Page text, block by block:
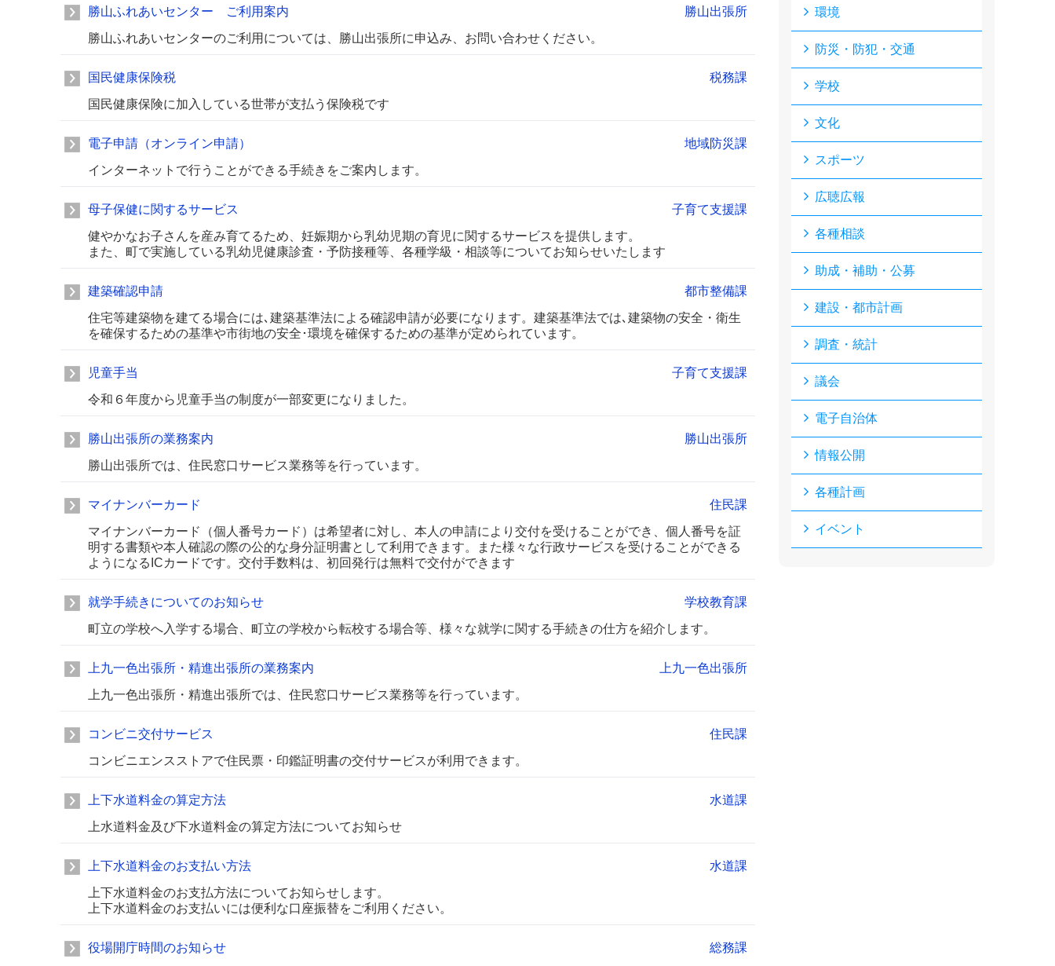
勝山ふれあいセンター ご利用案内
勝山出張所
勝山ふれあいセンターのご利用については、勝山出張所に申込み、お問い合わせください。
国民健康保険税
税務課
国民健康保険に加入している世帯が支払う保険税です
電子申請（オンライン申請）
地域防災課
インターネットで行うことができる手続きをご案内します。
母子保健に関するサービス
子育て支援課
健やかなお子さんを産み育てるため、妊娠期から乳幼児期の育児に関するサービスを提供します。
また、町で実施している乳幼児健康診査・予防接種等、各種学級・相談等についてお知らせいたします
建築確認申請
都市整備課
住宅等建築物を建てる場合には､建築基準法による確認申請が必要になります。建築基準法では､建築物の安全・衛生
を確保するための基準や市街地の安全･環境を確保するための基準が定められています。
児童手当
子育て支援課
令和６年度から児童手当の制度が一部変更になりました。
勝山出張所の業務案内
勝山出張所
勝山出張所では、住民窓口サービス業務等を行っています。
マイナンバーカード
住民課
マイナンバーカード（個人番号カード）は希望者に対し、本人の申請により交付を受けることができ、個人番号を証
明する書類や本人確認の際の公的な身分証明書として利用できます。また様々な行政サービスを受けることができる
ようになるICカードです。交付手数料は、初回発行は無料で交付ができます
就学手続きについてのお知らせ
学校教育課
町立の学校へ入学する場合、町立の学校から転校する場合等、様々な就学に関する手続きの仕方を紹介します。
上九一色出張所・精進出張所の業務案内
上九一色出張所
上九一色出張所・精進出張所では、住民窓口サービス業務等を行っています。
コンビニ交付サービス
住民課
コンビニエンスストアで住民票・印鑑証明書の交付サービスが利用できます。
上下水道料金の算定方法
水道課
上水道料金及び下水道料金の算定方法についてお知らせ
上下水道料金のお支払い方法
水道課
上下水道料金のお支払方法についてお知らせします。
上下水道料金のお支払いには便利な口座振替をご利用ください。
役場開庁時間のお知らせ 総務課
環境
防災・防犯・交通
学校
文化
スポーツ
広聴広報
各種相談
助成・補助・公募
建設・都市計画
調査・統計
議会
電子自治体
情報公開
各種計画
イベント